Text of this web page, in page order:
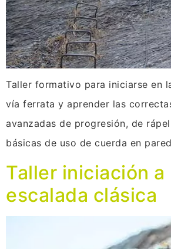
Taller formativo para iniciarse en
vía ferrata y aprender las
avanzadas de progresión, de
básicas de uso de cuerda en
Taller iniciación a
escalada clásica